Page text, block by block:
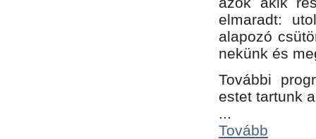
elmaradt:
alapozó
nekünk és
További
estet tartunk
...
Tovább